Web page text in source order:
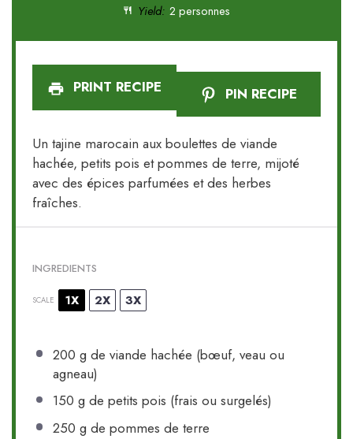
Yield: 2 personnes
PRINT RECIPE PIN RECIPE
Un tajine marocain aux boulettes de viande
hachée, petits pois et pommes de terre, mijoté
avec des épices parfumées et des herbes
fraîches.
INGREDIENTS
SCALE 1X 2X 3X
200 g de viande hachée (bœuf, veau ou
agneau)
150 g de petits pois (frais ou surgelés)
250 g de pommes de terre